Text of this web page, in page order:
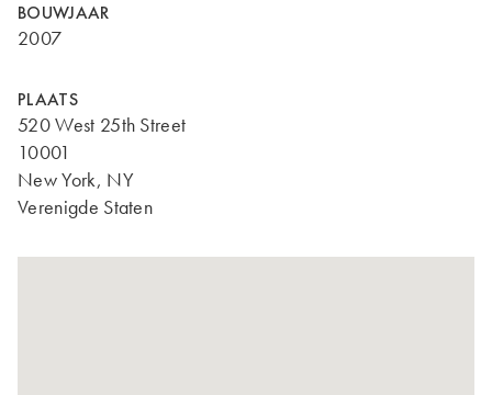
BOUWJAAR
2007
PLAATS
520 West 25th Street
10001
New York, NY
Verenigde Staten